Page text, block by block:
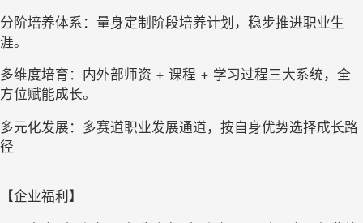
分阶培养体系：量身定制阶段培养计划，稳步推进职业生
涯。
多维度培育：内外部师资 + 课程 + 学习过程三大系统，全
方位赋能成长。
多元化发展：多赛道职业发展通道，按自身优势选择成长路
径
【企业福利】